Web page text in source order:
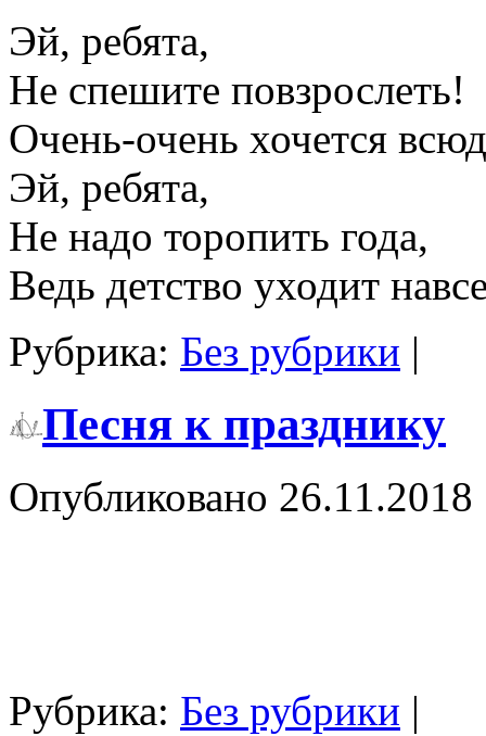
Эй, ребята,
Не спешите повзрослеть!
Очень-очень хочется
Эй, ребята,
Не надо торопить года,
Ведь детство уходит
Рубрика: Без рубрики |
Песня к празднику
Опубликовано 26.11.2018
Рубрика: Без рубрики |